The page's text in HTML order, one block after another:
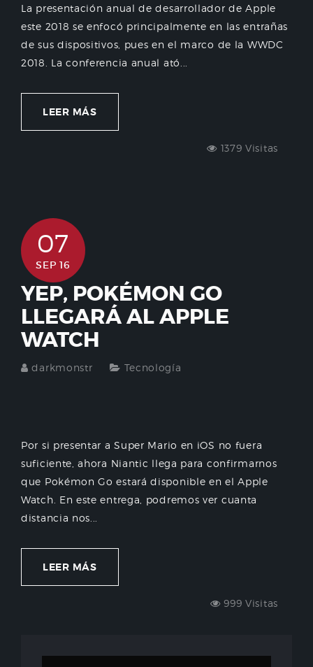
La presentación anual de desarrollador de Apple
este 2018 se enfocó principalmente en las entrañas
de sus dispositivos, pues en el marco de la WWDC
2018. La conferencia anual ató...
LEER MÁS
1379 Visitas
07
SEP 16
YEP, POKÉMON GO
LLEGARÁ AL APPLE
WATCH
darkmonstr Tecnología
Por si presentar a Super Mario en iOS no fuera
suficiente, ahora Niantic llega para confirmarnos
que Pokémon Go estará disponible en el Apple
Watch. En este entrega, podremos ver cuanta
distancia nos...
LEER MÁS
999 Visitas